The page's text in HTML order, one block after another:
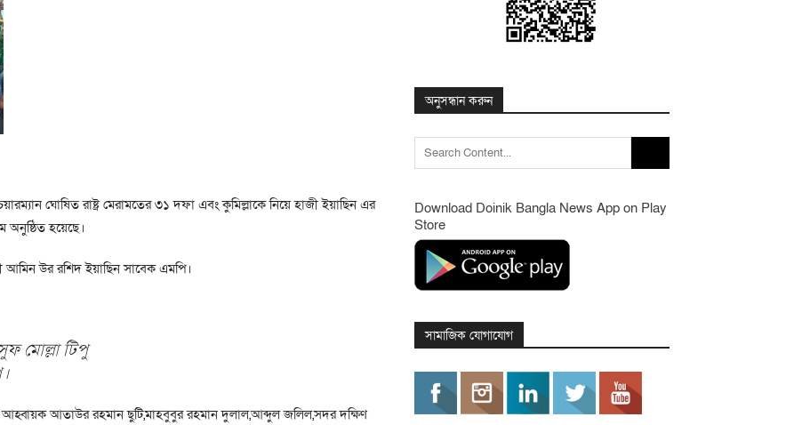
ঘোষিত রাষ্ট্র মেরামতের ৩১ দফা এবং কুমিল্লাকে নিয়ে হাজী ইয়াছিন এর
অনুষ্ঠিত হয়েছে।
আমিন উর রশিদ ইয়াছিন সাবেক এমপি।
মোল্লা টিপু
আহ্বায়ক আতাউর রহমান ছুটি,মাহবুবুর রহমান দুলাল,আব্দুল জলিল,সদর দক্ষিণ
অনুসন্ধান করুন
for:
Download Doinik Bangla News App on Play
Store
সামাজিক যোগাযোগ